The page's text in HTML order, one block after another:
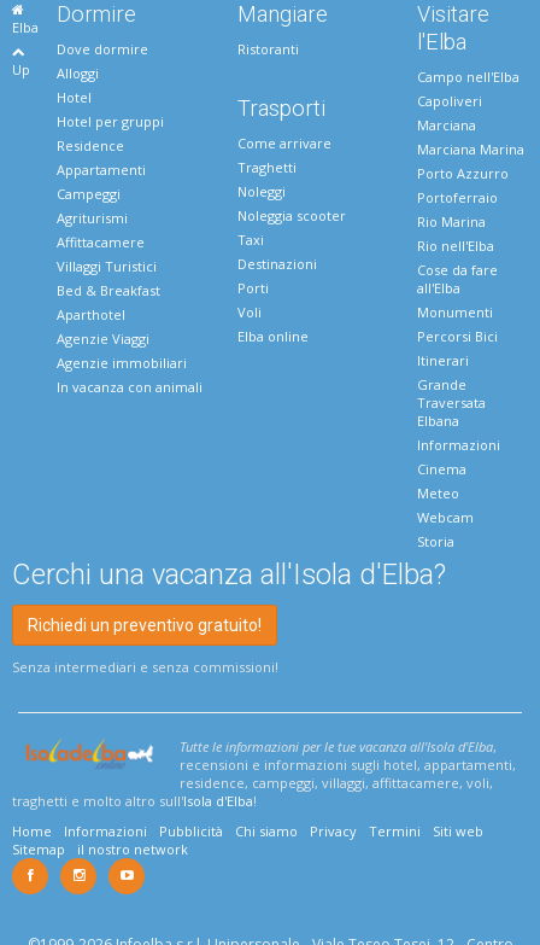
Elba
Up
Dormire
Dove dormire
Alloggi
Hotel
Hotel per gruppi
Residence
Appartamenti
Campeggi
Agriturismi
Affittacamere
Villaggi Turistici
Bed & Breakfast
Aparthotel
Agenzie Viaggi
Agenzie immobiliari
In vacanza con animali
Mangiare
Ristoranti
Trasporti
Come arrivare
Traghetti
Noleggi
Noleggia scooter
Taxi
Destinazioni
Porti
Voli
Elba online
Visitare
l'Elba
Campo nell'Elba
Capoliveri
Marciana
Marciana Marina
Porto Azzurro
Portoferraio
Rio Marina
Rio nell'Elba
Cose da fare
all'Elba
Monumenti
Percorsi Bici
Itinerari
Grande
Traversata
Elbana
Informazioni
Cinema
Meteo
Webcam
Storia
Cerchi una vacanza all'Isola d'Elba?
Richiedi un preventivo gratuito!
Senza intermediari e senza commissioni!
Tutte le informazioni per le tue vacanza all'Isola d'Elba,
recensioni e informazioni sugli hotel, appartamenti,
residence, campeggi, villaggi, affittacamere, voli,
traghetti e molto altro sull'Isola d'Elba!
Home
Informazioni Pubblicità Chi siamo Privacy Termini
Siti web
Sitemap
il nostro network